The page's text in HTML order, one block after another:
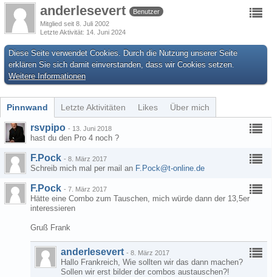
anderlesevert
Benutzer
Mitglied seit 8. Juli 2002
Letzte Aktivität 14. Juni 2024
Diese Seite verwendet Cookies. Durch die Nutzung unserer Seite
erklären Sie sich damit einverstanden, dass wir Cookies setzen.
Weitere Informationen
Pinnwand Letzte Aktivitäten Likes Über mich
rsvpipo - 13. Juni 2018
hast du den Pro 4 noch ?
F.Pock - 8. März 2017
Schreib mich mal per mail an F.Pock@t-online.de
F.Pock - 7. März 2017
Hätte eine Combo zum Tauschen, mich würde dann der 13,5er
interessieren
Gruß Frank
anderlesevert - 8. März 2017
Hallo Frankreich, Wie sollten wir das dann machen?
Sollen wir erst bilder der combos austauschen?!